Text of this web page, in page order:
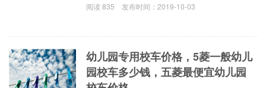
阅读835 发布时间：2019-10-03
幼儿园专用校车价格，5菱一般幼儿
园校车多少钱，五菱最便宜幼儿园